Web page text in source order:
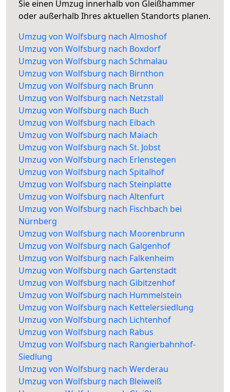
Sie einen Umzug innerhalb von Gleißhammer
oder außerhalb Ihres aktuellen Standorts planen.
Umzug von Wolfsburg nach Almoshof
Umzug von Wolfsburg nach Boxdorf
Umzug von Wolfsburg nach Schmalau
Umzug von Wolfsburg nach Birnthon
Umzug von Wolfsburg nach Brunn
Umzug von Wolfsburg nach Netzstall
Umzug von Wolfsburg nach Buch
Umzug von Wolfsburg nach Eibach
Umzug von Wolfsburg nach Maiach
Umzug von Wolfsburg nach St. Jobst
Umzug von Wolfsburg nach Erlenstegen
Umzug von Wolfsburg nach Spitalhof
Umzug von Wolfsburg nach Steinplatte
Umzug von Wolfsburg nach Altenfurt
Umzug von Wolfsburg nach Fischbach bei
Nürnberg
Umzug von Wolfsburg nach Moorenbrunn
Umzug von Wolfsburg nach Galgenhof
Umzug von Wolfsburg nach Falkenheim
Umzug von Wolfsburg nach Gartenstadt
Umzug von Wolfsburg nach Gibitzenhof
Umzug von Wolfsburg nach Hummelstein
Umzug von Wolfsburg nach Kettelersiedlung
Umzug von Wolfsburg nach Lichtenhof
Umzug von Wolfsburg nach Rabus
Umzug von Wolfsburg nach Rangierbahnhof-
Siedlung
Umzug von Wolfsburg nach Werderau
Umzug von Wolfsburg nach Bleiweiß